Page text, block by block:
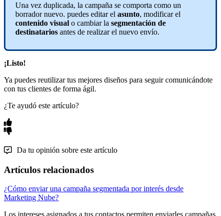
Una vez duplicada, la campaña se comporta como un
borrador nuevo. puedes editar el asunto, modificar el
contenido visual o cambiar la segmentación de
destinatarios antes de realizar el nuevo envío.
¡Listo!
Ya puedes reutilizar tus mejores diseños para seguir comunicándote
con tus clientes de forma ágil.
¿Te ayudó este artículo?
Da tu opinión sobre este artículo
Artículos relacionados
¿Cómo enviar una campaña segmentada por interés desde
Marketing Nube?